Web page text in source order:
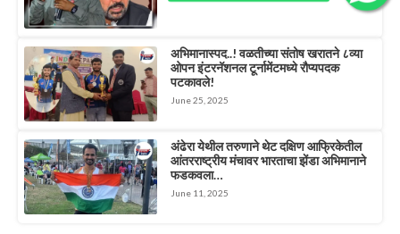
अभिमानास्पद..! वळतीच्या संतोष खरातने ८व्या
ओपन इंटरनॅशनल टूर्नामेंटमध्ये रौप्यपदक
पटकावले!
June 25, 2025
अंढेरा येथील तरुणाने थेट दक्षिण आफ्रिकेतील
आंतरराष्ट्रीय मंचावर भारताचा झेंडा अभिमानाने
फडकवला…
June 11, 2025